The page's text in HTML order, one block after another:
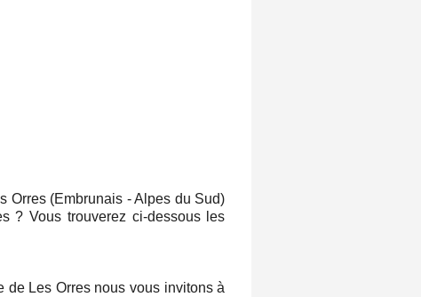
Orres (Embrunais - Alpes du Sud)
? Vous trouverez ci-dessous les
Les Orres nous vous invitons à